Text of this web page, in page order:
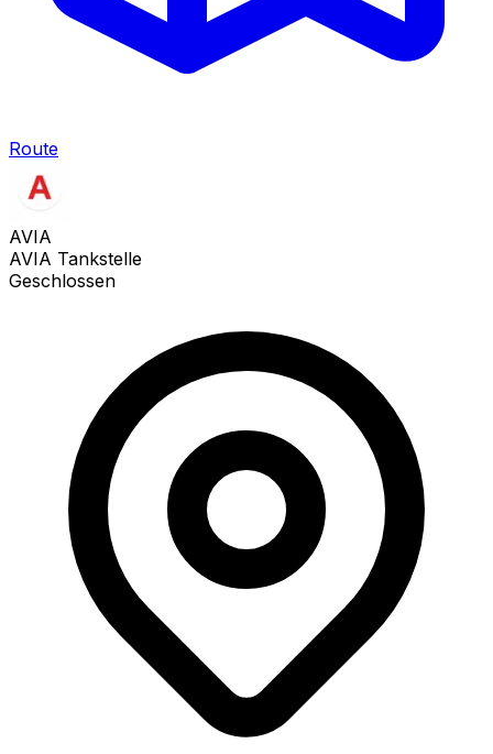
Route
AVIA
AVIA Tankstelle
Geschlossen